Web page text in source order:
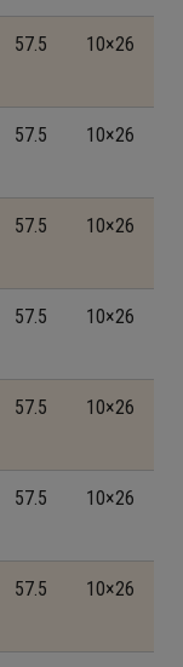
57.5 10×26
57.5 10×26
57.5 10×26
57.5 10×26
57.5 10×26
57.5 10×26
57.5 10×26